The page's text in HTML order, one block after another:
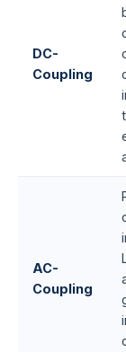
DC-
Coupling
AC-
Coupling